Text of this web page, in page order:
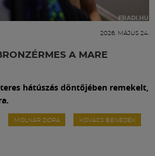
2026. MÁJUS 24.
A MARE
hátúszás döntőjében remekelt,
MOLNÁR DÓRA KOVÁCS BENEDEK